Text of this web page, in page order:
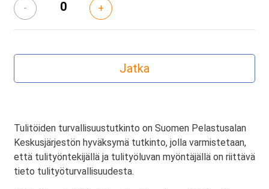
- +
Tulitöiden turvallisuustutkinto on Suomen Pelastusalan
Keskusjärjestön hyväksymä tutkinto, jolla varmistetaan,
että tulityöntekijällä ja tulityöluvan myöntäjällä on riittävä
tieto tulityöturvallisuudesta.